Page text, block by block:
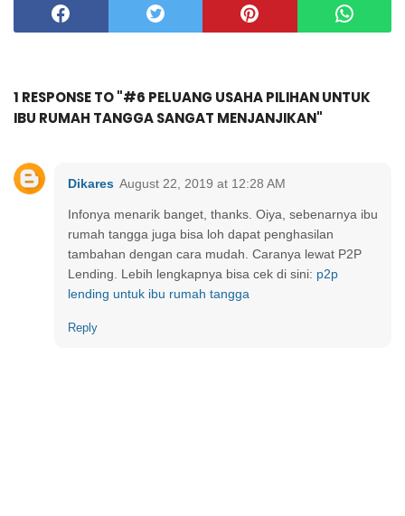
1 RESPONSE TO "#6 PELUANG USAHA PILIHAN UNTUK
IBU RUMAH TANGGA SANGAT MENJANJIKAN"
Dikares August 22, 2019 at 12:28 AM
Infonya menarik banget, thanks. Oiya, sebenarnya ibu
rumah tangga juga bisa loh dapat penghasilan
tambahan dengan cara mudah. Caranya lewat P2P
Lending. Lebih lengkapnya bisa cek di sini: p2p
lending untuk ibu rumah tangga
Reply